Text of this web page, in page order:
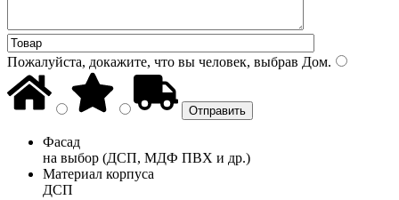
Пожалуйста, докажите, что вы человек, выбрав Дом.
Фасад
на выбор (ДСП, МДФ ПВХ и др.)
Материал корпуса
ДСП